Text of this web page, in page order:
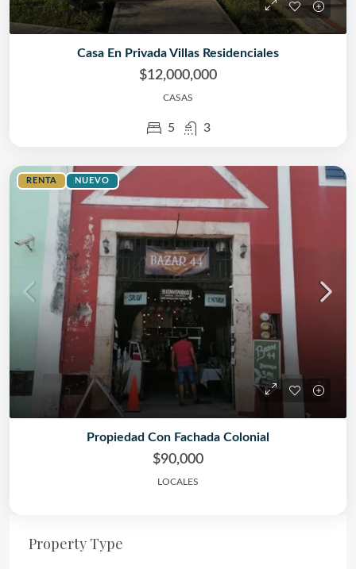
Casa En Privada Villas Residenciales
$12,000,000
CASAS
5 3
RENTA NUEVO
Propiedad Con Fachada Colonial
$90,000
LOCALES
Property Type